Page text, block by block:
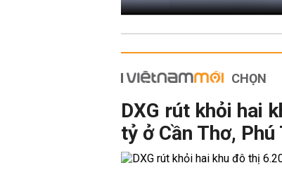
CHỌN
DXG rút khỏi hai
tỷ ở Cần Thơ, Phú